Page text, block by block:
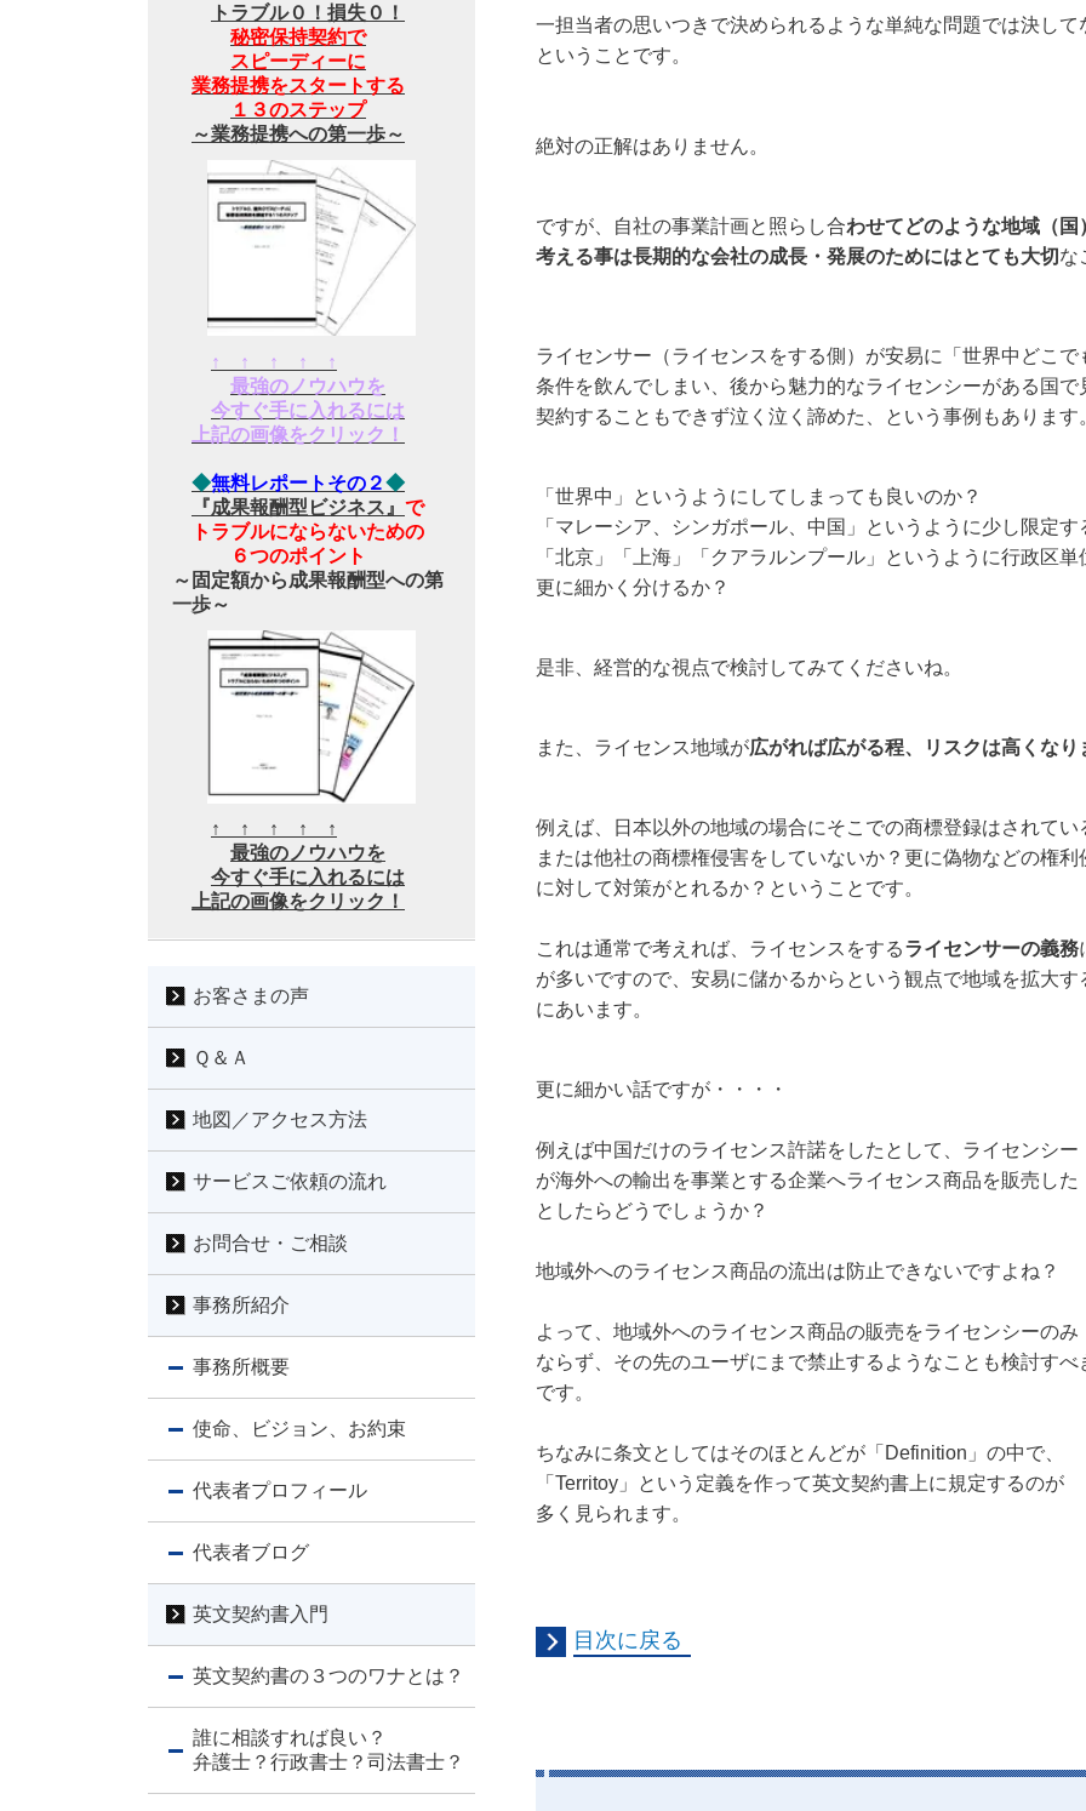
一担当者の思いつきで決められるような単純な問題では決して
ということです。
絶対の正解はありません。
ですが、自社の事業計画と照らし合わせてどのような地域（国
考える事は長期的な会社の成長・発展のためにはとても大切 な
ライセンサー（ライセンスをする側）が安易に「世界中どこ
条件を飲んでしまい、後から魅力的なライセンシーがある国で
契約することもできず泣く泣く諦めた、という事例もありま
「世界中」というようにしてしまっても良いのか？
「マレーシア、シンガポール、中国」というように少し限定す
「北京」「上海」「クアラルンプール」というように行政区
更に細かく分けるか？
是非、経営的な視点で検討してみてくださいね。
また、ライセンス地域が広がれば広がる程、リスクは高くなり
例えば、日本以外の地域の場合にそこでの商標登録はされてい
または他社の商標権侵害をしていないか？更に偽物などの権利
に対して対策がとれるか？ということです。
これは通常で考えれば、ライセンスをするライセンサーの義務
が多いですので、安易に儲かるからという観点で地域を拡大す
にあいます。
更に細かい話ですが・・・・
例えば中国だけのライセンス許諾をしたとして、ライセンシー
が海外への輸出を事業とする企業へライセンス商品を販売した
としたらどうでしょうか？
地域外へのライセンス商品の流出は防止できないですよね？
よって、地域外へのライセンス商品の販売をライセンシーのみ
ならず、その先のユーザにまで禁止するようなことも検討すべ
です。
ちなみに条文としてはそのほとんどが「Definition」の中で、
「Territoy」という定義を作って英文契約書上に規定するのが
多く見られます。
目次に戻る
トラブル０！損失０！
秘密保持契約で
スピーディーに
業務提携をスタートする
１３のステップ
～業務提携への第一歩～
↑ ↑ ↑ ↑ ↑
最強のノウハウを
今すぐ手に入れるには
上記の画像をクリック！
◆無料レポートその２◆
『成果報酬型ビジネス』 で
トラブルにならないための
６つのポイント
～固定額から成果報酬型への第
一歩～
↑ ↑ ↑ ↑ ↑
最強のノウハウを
今すぐ手に入れるには
上記の画像をクリック！
お客さまの声
Ｑ＆Ａ
地図／アクセス方法
サービスご依頼の流れ
お問合せ・ご相談
事務所紹介
事務所概要
使命、ビジョン、お約束
代表者プロフィール
代表者ブログ
英文契約書入門
英文契約書の３つのワナとは？
誰に相談すれば良い？
弁護士？行政書士？司法書士？